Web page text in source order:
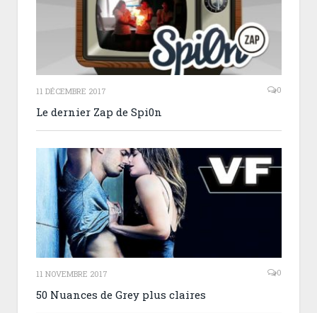
11 DÉCEMBRE 2017 0
Le dernier Zap de Spi0n
11 NOVEMBRE 2017 0
50 Nuances de Grey plus claires